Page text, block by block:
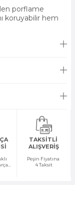
porflame
koruyabilir hem
ile kısık
ısıdan
dost
kapakla
TAKSİTLİ
ALIŞVERİŞ
Peşin Fiyatına
4 Taksit